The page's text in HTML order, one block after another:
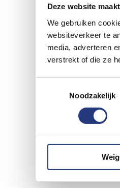
Deze website
We gebruiken
websiteverkeer te
media, adverteren
verstrekt of die ze
Noodzakelijk